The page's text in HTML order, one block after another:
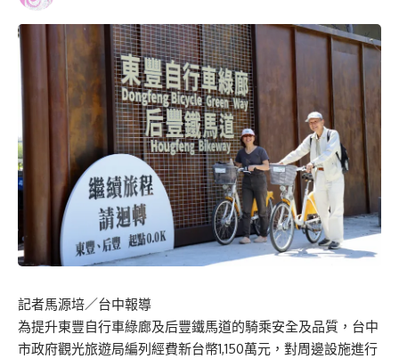
記者馬源培／台中報導
為提升東豐自行車綠廊及后豐鐵馬道的騎乘安全及品質，台中
市政府觀光旅遊局編列經費新台幣1,150萬元，對周邊設施進行